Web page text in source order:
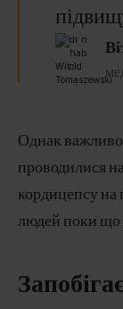
Однак
проводилися
кордицепсу на
людей поки що